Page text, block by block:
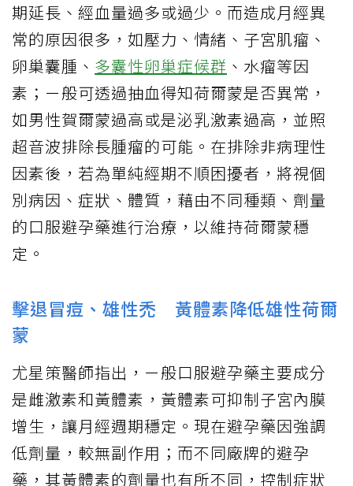
期延長、經血量過多或過少。而造成月經異
常的原因很多，如壓力、情緒、子宮肌瘤、
卵巢囊腫、 多囊性卵巢症候群 、水瘤等因
素；ㄧ般可透過抽血得知荷爾蒙是否異常，
如男性賀爾蒙過高或是泌乳激素過高，並照
超音波排除長腫瘤的可能。在排除非病理性
因素後，若為單純經期不順困擾者，將視個
別病因、症狀、體質，藉由不同種類、劑量
的口服避孕藥進行治療，以維持荷爾蒙穩
定。
擊退冒痘、雄性禿 黃體素降低雄性荷爾
蒙
尤星策醫師指出，ㄧ般口服避孕藥主要成分
是雌激素和黃體素，黃體素可抑制子宮內膜
增生，讓月經週期穩定。現在避孕藥因強調
低劑量，較無副作用；而不同廠牌的避孕
藥，其黃體素的劑量也有所不同，控制症狀